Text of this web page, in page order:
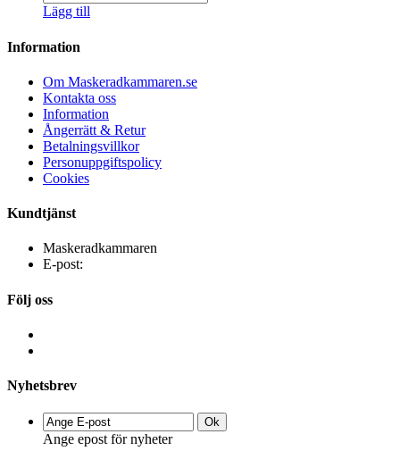
Lägg till
Information
Om Maskeradkammaren.se
Kontakta oss
Information
Ångerrätt & Retur
Betalningsvillkor
Personuppgiftspolicy
Cookies
Kundtjänst
Maskeradkammaren
E-post:
Följ oss
Nyhetsbrev
Ok
Ange epost för nyheter